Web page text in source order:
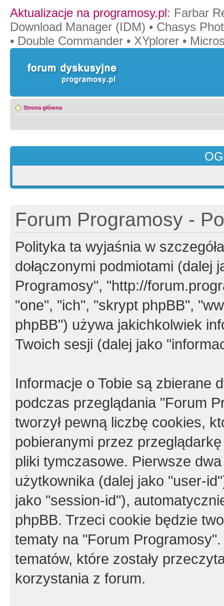
Aktualizacje na programosy.pl: Farbar
Download Manager (IDM) • Chasys
• Double Commander • XYplorer •
Strona główna
Forum Programosy -
Polityka ta wyjaśnia w
dołączonymi podmiotami (dalej
Programosy", "http://
"one", "ich", "skrypt phpBB",
phpBB") używa jakichkolwiek
Twoich sesji (dalej jako
Informacje o Tobie są zbierane
podczas przeglądania "Forum
tworzył pewną liczbę cookies,
pobieranymi przez
pliki tymczasowe. Pierwsze
użytkownika (dalej jako "user-
jako "session-id"),
phpBB. Trzeci cookie będzie
tematy na "Forum
tematów, które zostały
korzystania z forum.